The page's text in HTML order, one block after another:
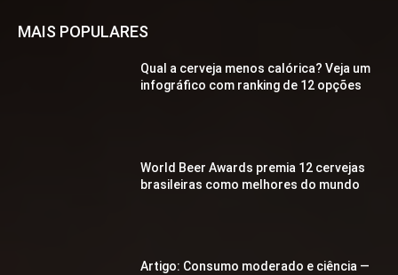
MAIS POPULARES
Qual a cerveja menos calórica? Veja um
infográfico com ranking de 12 opções
World Beer Awards premia 12 cervejas
brasileiras como melhores do mundo
Artigo: Consumo moderado e ciência —